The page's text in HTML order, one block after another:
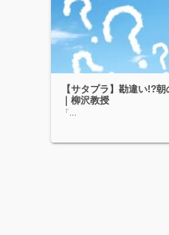
【サタプラ】勘違い!?
｜柳沢教授
「...